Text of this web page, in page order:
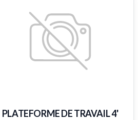
PLATEFORME DE TRAVAIL 4'